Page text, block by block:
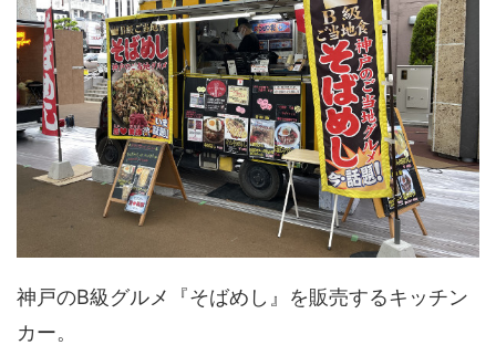
神戸のB級グルメ『そばめし』を販売するキッチン
カー。